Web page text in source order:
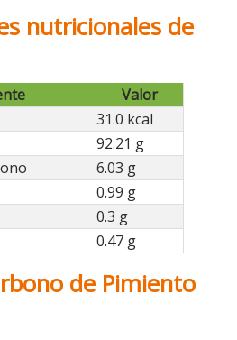
nutricionales de
Valor
31.0 kcal
92.21 g
6.03 g
0.99 g
0.3 g
0.47 g
de Pimiento